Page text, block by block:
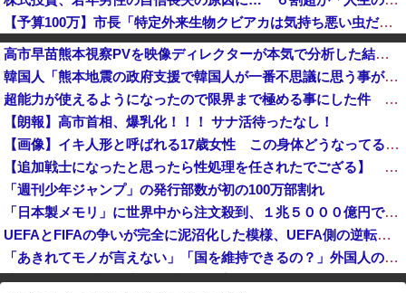
【予算100万】市長「特定外来生物クビアカは気持ち悪い虫だしそんな需要ないと思う」1匹300円相当の報奨金→初日に42万取られ焦り
マレーシア航空のパイロットが「運び屋」に、麻薬密輸容疑で拘束…最高刑は死刑！
【消費税減税】農家、ガチで『悲鳴』を上げてしまう・・・・・
高市早苗熊本視察PVを映像ディレクターが本気で分析した結果、ヒトラー演説と同等の事をやろうとしてたと発覚する
韓国人「熊本地震の政府支援で韓国人が一番不思議に思う事がこれ」
超能力が使えるようになったので限界まで極める事にした件 その８
【朗報】高市首相、爆乳化！！！ サナ活待ったなし！
【画像】イキ人形と呼ばれる17歳女性 この身体どうなってるの [828293379]
【追加戦士になったと思ったら性処理を任されたでござる】 その６７
「週刊少年ジャンプ」の発行部数が初の100万部割れ
「日本製メモリ」に世界中から注文殺到、１兆５０００億円で工場増築へ
UEFAとFIFAの争いが完全に泥沼化した模様、UEFA側の逆転敗北すらあり得るような情勢に……
「あきれてモノが言えない」「国を維持できるの？」外国人の永住許可要件の厳格化で在日中国人の本音は？
渡邊渚さん、近況報告「最近は落ち着いてきてます」